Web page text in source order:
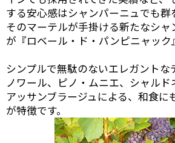
する安心感はシャンパーニュでも群
そのマーテルが手掛ける新たなシャ
が『ロベール・ド・パンピニャック
シンプルで無駄のないエレガントな
ノワール、ピノ・ムニエ、シャル
アッサンブラージュによる、和食に
が特徴です。